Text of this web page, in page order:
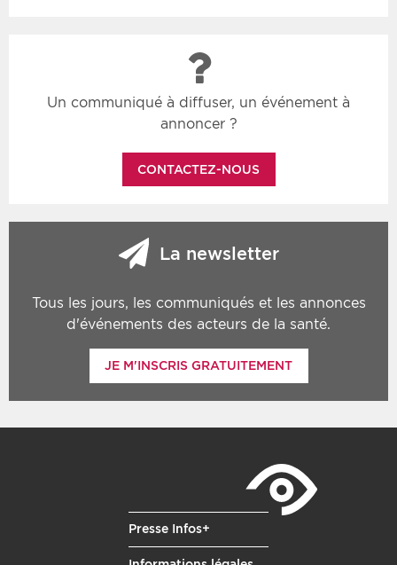
Un communiqué à diffuser, un événement à
annoncer ?
CONTACTEZ-NOUS
La newsletter
Tous les jours, les communiqués et les annonces
d'événements des acteurs de la santé.
JE M'INSCRIS GRATUITEMENT
Presse Infos+